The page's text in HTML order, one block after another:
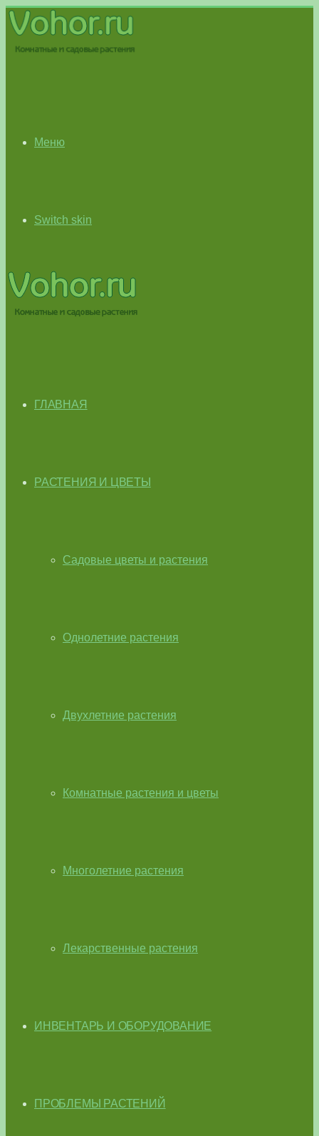
Меню
Switch skin
ГЛАВНАЯ
РАСТЕНИЯ И ЦВЕТЫ
Садовые цветы и растения
Однолетние растения
Двухлетние растения
Комнатные растения и цветы
Многолетние растения
Лекарственные растения
ИНВЕНТАРЬ И ОБОРУДОВАНИЕ
ПРОБЛЕМЫ РАСТЕНИЙ